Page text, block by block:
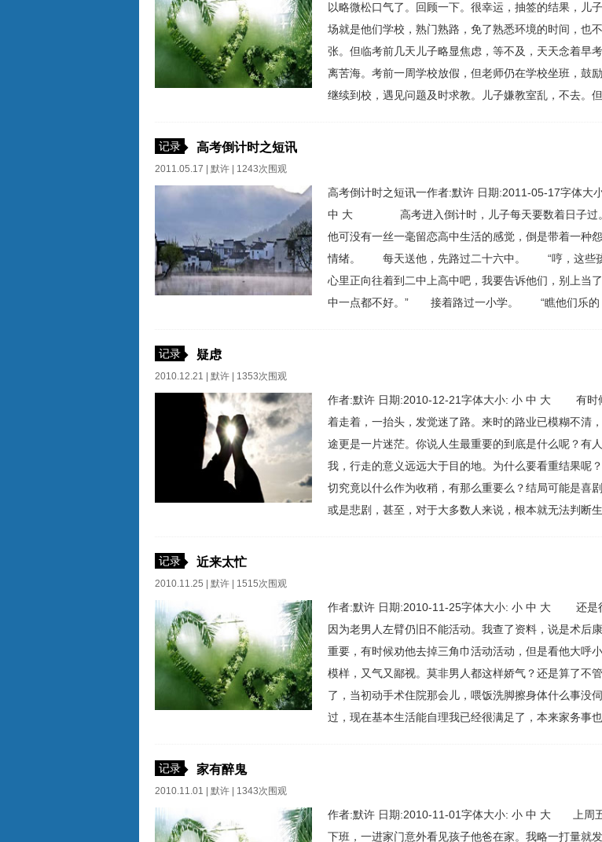
以略微松口气了。回顾一下。很幸运，抽签的结果，儿
场就是他们学校，熟门熟路，免了熟悉环境的时间，也
张。但临考前几天儿子略显焦虑，等不及，天天念着早
离苦海。考前一周学校放假，但老师仍在学校坐班，鼓
继续到校，遇见问题及时求教。儿子嫌教室乱，不去。
述不紧张。但高考前一天开始担心考差了怎么办，又感
记录 高考倒计时之短讯
2011.05.17 | 默许 | 1243次围观
高考倒计时之短讯一作者:默许 日期:2011-05-17字体大
中 大 高考进入倒计时，儿子每天要数着日子
他可没有一丝一毫留恋高中生活的感觉，倒是带着一种
情绪。 每天送他，先路过二十六中。 “哼，这些
心里正向往着到二中上高中吧，我要告诉他们，别上当
中一点都不好。” 接着路过一小学。 “瞧他们乐的
记录 疑虑
2010.12.21 | 默许 | 1353次围观
作者:默许 日期:2010-12-21字体大小: 小 中 大 有时
着走着，一抬头，发觉迷了路。来时的路业已模糊不清
途更是一片迷茫。你说人生最重要的到底是什么呢？有
我，行走的意义远远大于目的地。为什么要看重结果呢
切究竟以什么作为收稍，有那么重要么？结局可能是喜
或是悲剧，甚至，对于大多数人来说，根本就无法判断
记录 近来太忙
2010.11.25 | 默许 | 1515次围观
作者:默许 日期:2010-11-25字体大小: 小 中 大 还是
因为老男人左臂仍旧不能活动。我查了资料，说是术后
重要，有时候劝他去掉三角巾活动活动，但是看他大呼
模样，又气又鄙视。莫非男人都这样娇气？还是算了不
了，当初动手术住院那会儿，喂饭洗脚擦身体什么事没
过，现在基本生活能自理我已经很满足了，本来家务事
记录 家有醉鬼
2010.11.01 | 默许 | 1343次围观
作者:默许 日期:2010-11-01字体大小: 小 中 大 上周
下班，一进家门意外看见孩子他爸在家。我略一打量就